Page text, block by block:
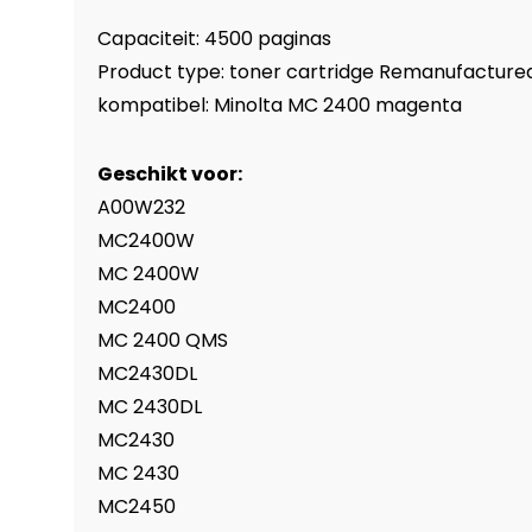
Capaciteit: 4500 paginas
Product type: toner cartridge
kompatibel: Minolta MC 2400 magenta
Geschikt voor:
A00W232
MC2400W
MC 2400W
MC2400
MC 2400 QMS
MC2430DL
MC 2430DL
MC2430
MC 2430
MC2450